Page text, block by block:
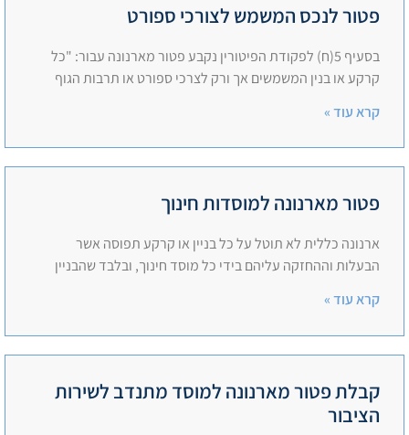
פטור לנכס המשמש לצורכי ספורט
בסעיף 5(ח) לפקודת הפיטורין נקבע פטור מארנונה עבור: "כל
קרקע או בנין המשמשים אך ורק לצרכי ספורט או תרבות הגוף
קרא עוד »
פטור מארנונה למוסדות חינוך
ארנונה כללית לא תוטל על כל בניין או קרקע תפוסה אשר
הבעלות וההחזקה עליהם בידי כל מוסד חינוך, ובלבד שהבניין
קרא עוד »
קבלת פטור מארנונה למוסד מתנדב לשירות
הציבור